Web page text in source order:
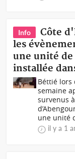
Info
Côte
les
une unité
installée
Béttié lors
semaine
survenus
une unité
il y a 1